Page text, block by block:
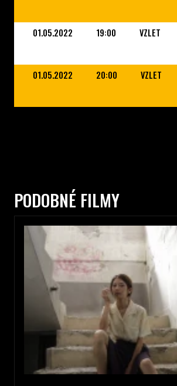
01.05.2022 19:00 VZLET
01.05.2022 20:00 VZLET
PODOBNÉ FILMY